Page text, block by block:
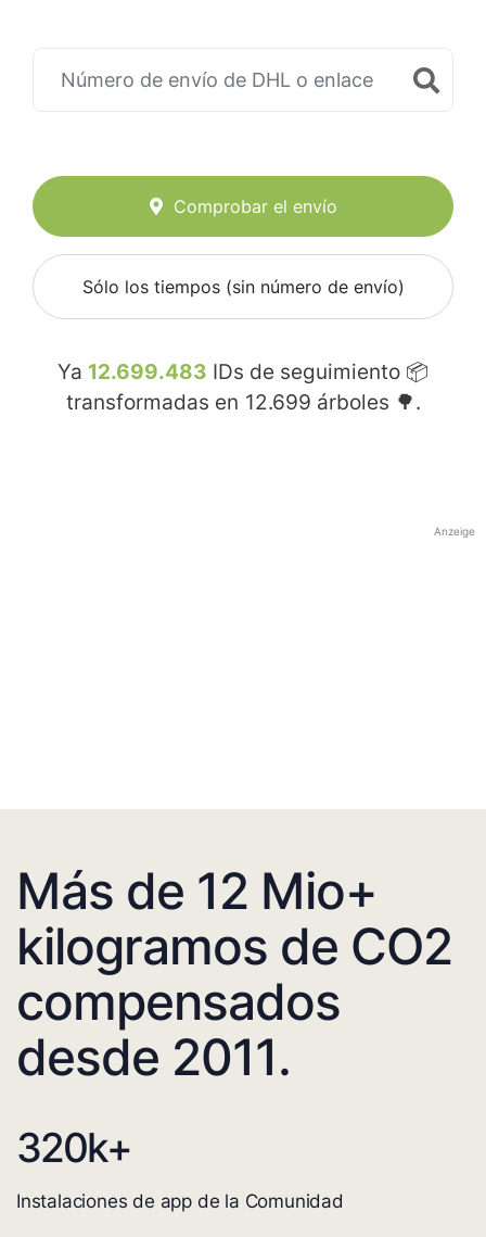
Comprobar el envío
Sólo los tiempos (sin número de envío)
Ya 12.699.483 IDs de seguimiento 📦
transformadas en 12.699 árboles 🌳.
Anzeige
Más de 12 Mio+
kilogramos de CO2
compensados
desde 2011.
320k+
Instalaciones de app de la Comunidad